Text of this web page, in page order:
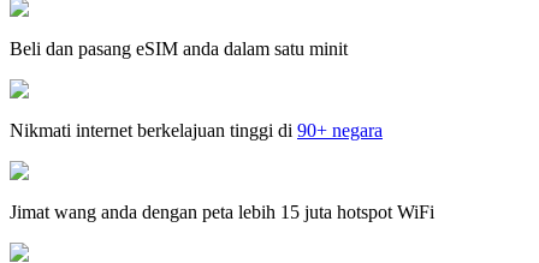
Beli dan pasang eSIM anda dalam satu minit
Nikmati internet berkelajuan tinggi di 90+ negara
Jimat wang anda dengan peta lebih 15 juta hotspot WiFi